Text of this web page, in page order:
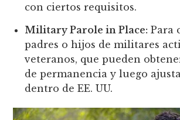
con ciertos requisitos.
Military Parole in Place: Para
padres o hijos de militares
veteranos, que pueden
de permanencia y luego
dentro de EE. UU.